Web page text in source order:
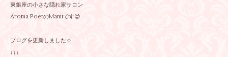
東銀座の小さな隠れ家サロン
Aroma PoetのMamiです😊
ブログを更新しました☆
↓↓↓